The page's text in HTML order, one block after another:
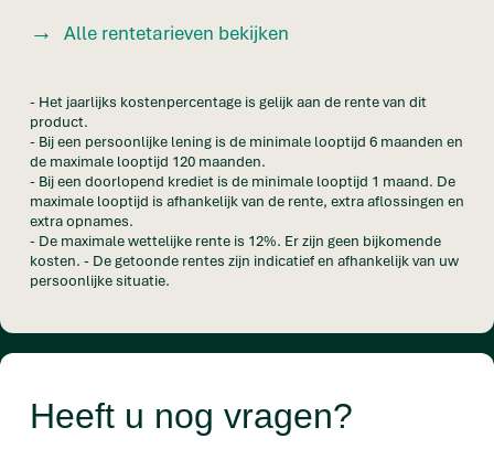
Alle rentetarieven bekijken
- Het jaarlijks kostenpercentage is gelijk aan de rente van dit
product.
- Bij een persoonlijke lening is de minimale looptijd 6 maanden en
de maximale looptijd 120 maanden.
- Bij een doorlopend krediet is de minimale looptijd 1 maand. De
maximale looptijd is afhankelijk van de rente, extra aflossingen en
extra opnames.
- De maximale wettelijke rente is 12%. Er zijn geen bijkomende
kosten. - De getoonde rentes zijn indicatief en afhankelijk van uw
persoonlijke situatie.
Heeft u nog vragen?